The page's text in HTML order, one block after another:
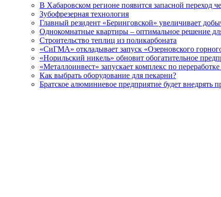
В Хабаровском регионе появится запасной переход
Зубофрезерная технология
Главный резидент «Беринговской» увеличивает
Однокомнатные квартиры – оптимальное решение
Строительство теплиц из поликарбоната
«СиГМА» откладывает запуск «Озерновского
«Норильский никель» обновит обогатительное
«Металлоинвест» запускает комплекс по
Как выбрать оборудование для пекарни?
Братское алюминиевое предприятие будет внедрять